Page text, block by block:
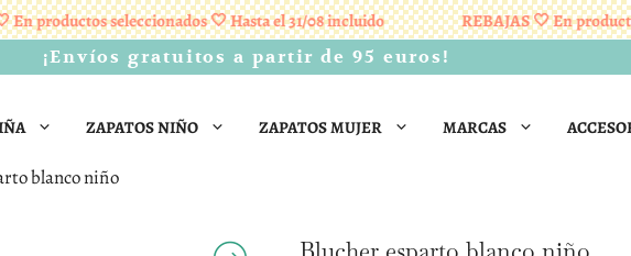
productos seleccionados 🤍 Hasta el 31/08 incluido REBAJAS 🤍 En productos
¡Envíos gratuitos a partir de 95 euros!
ZAPATOS NIÑO ZAPATOS MUJER MARCAS
blanco niño